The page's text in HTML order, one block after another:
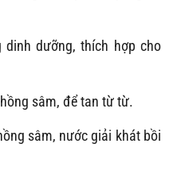
dinh dưỡng, thích hợp cho
sâm, để tan từ từ.
sâm, nước giải khát bồi